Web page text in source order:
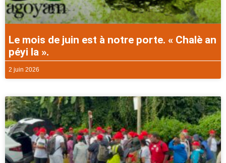
Le mois de juin est à notre porte. « Chalè an
péyi la ».
2 juin 2026